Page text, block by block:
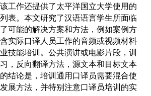
工作还提供了太平洋国立大学使用的
表。本文研究了汉语语言学生所面临
可能的解决方案和方法，例如案例方
实际口译人员工作的音频或视频材料
技能培训。公共演讲或电影片段，训
，反向翻译方法，源文本和目标文本
结论是，培训通用口译员需要混合使
展方法，并特别注意口译员培训的实